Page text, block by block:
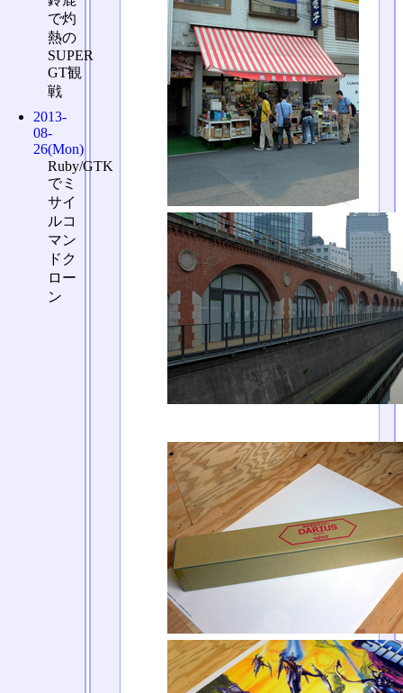
で灼
熱の
SUPER
GT観
戦
2013-
08-
26(Mon)
Ruby/GTK
でミ
サイ
ルコ
マン
ドク
ロー
ン